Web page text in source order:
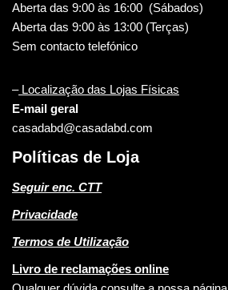
Aberta das 9:00 às 16:00 (Sábados)
Aberta das 9:00 às 13:00 (Terças)
Sem contacto telefónico
–Localização das Lojas Físicas
E-mail geral
casadabd@casadabd.com
Políticas de Loja
Seguir enc. CTT
Privacidade
Termos de Utilização
Livro de reclamações online